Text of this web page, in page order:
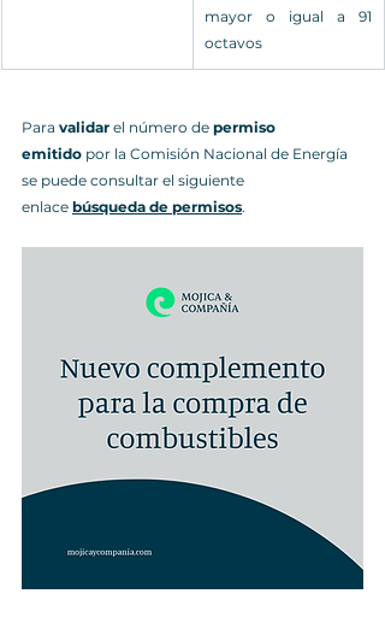
mayor o igual a 91
octavos
Para validar el número de permiso
emitido por la Comisión Nacional de Energía
se puede consultar el siguiente
enlace búsqueda de permisos.